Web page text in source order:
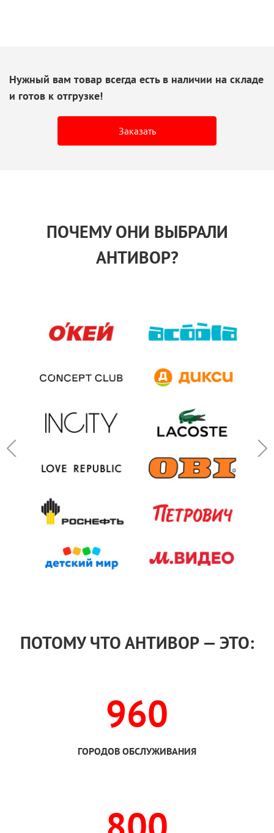
Нужный вам товар всегда есть в наличии на складе
и готов к отгрузке!
Заказать
ПОЧЕМУ ОНИ ВЫБРАЛИ
АНТИВОР?
ПОТОМУ ЧТО АНТИВОР — ЭТО:
960
ГОРОДОВ ОБСЛУЖИВАНИЯ